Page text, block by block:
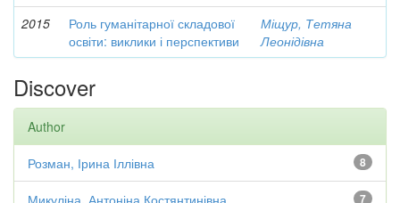
2015
Роль гуманітарної складової
освіти: виклики і перспективи
Міщур, Тетяна
Леонідівна
Discover
Author
8
Розман, Ірина Іллівна
7
Микуліна, Антоніна Костянтинівна